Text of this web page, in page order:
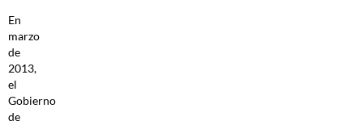
En
marzo
de
2013,
el
Gobierno
de